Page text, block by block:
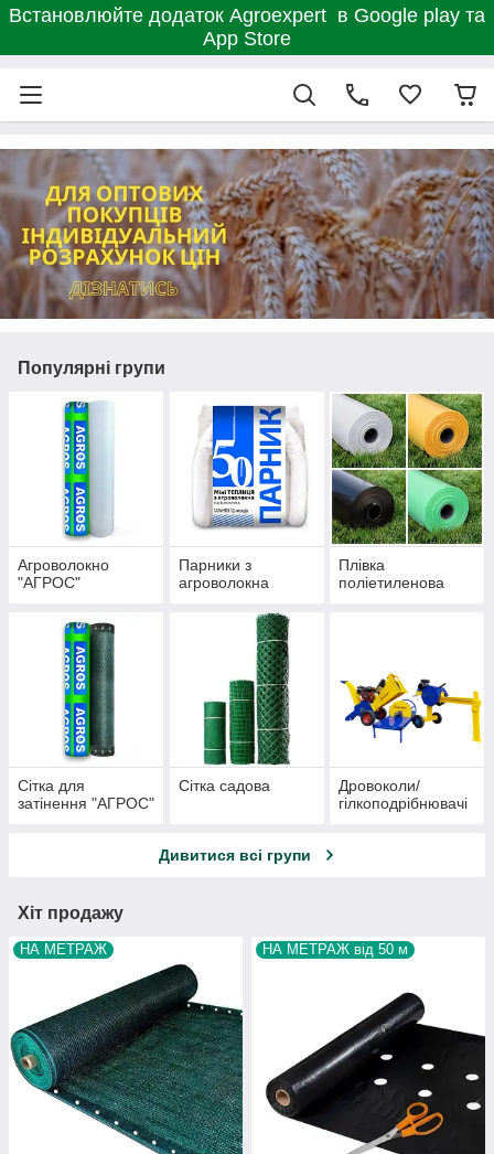
Встановлюйте додаток Agroexpert в Google play та
App Store
Популярні групи
Агроволокно
"АГРОС"
Парники з
агроволокна
Плівка
поліетиленова
Сітка для
затінення "АГРОС"
Сітка садова
Дровоколи/
гілкоподрібнювачі
Дивитися всі групи
Хіт продажу
НА МЕТРАЖ НА МЕТРАЖ від 50 м